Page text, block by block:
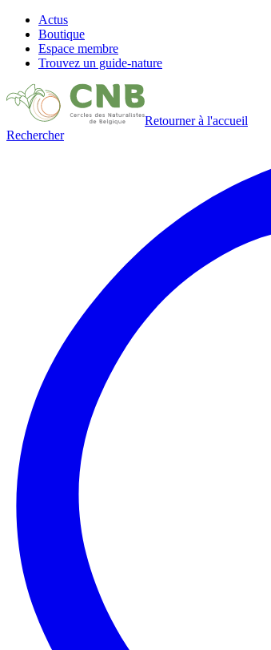
Actus
Boutique
Espace membre
Trouvez un guide-nature
Retourner à l'accueil
Rechercher